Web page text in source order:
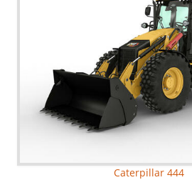
Caterpillar 444